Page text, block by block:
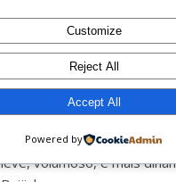
ANA FREIRE
JUNE 2, 2019 AT 1:00 PM
REPLY
Adorei a mudança… o
leve, volumoso, e mais
Customize
Reject All
Accept All
Powered by